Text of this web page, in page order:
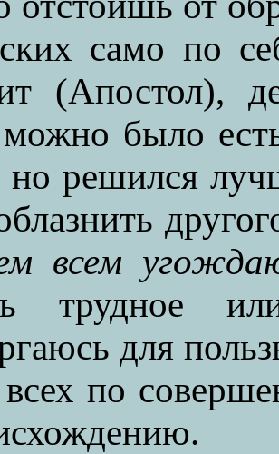
само по
(Апостол),
можно было
но решился
всем
трудное
для
по